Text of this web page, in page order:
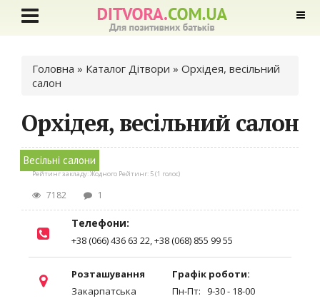
Ви є тут
Головна » Каталог Дітвори » Орхідея, весільний
салон
Орхідея, весільний салон
Весільні салони
Рейтинг закладу:Жодного Рейтинг: 5(1 голос)
7182 1
Телефони:
+38 (066) 436 63 22, +38 (068) 855 99 55
Розташування
Закарпатська
Графік роботи:
Пн-Пт: 9-30 - 18-00